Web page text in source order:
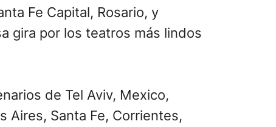
Fe Capital, Rosario, y
gira por los teatros más lindos
de Tel Aviv, Mexico,
Aires, Santa Fe, Corrientes,